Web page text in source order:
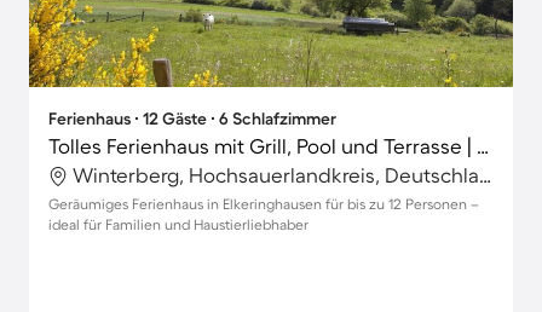
Ferienhaus ∙ 12 Gäste ∙ 6 Schlafzimmer
Tolles Ferienhaus mit Grill, Pool und Terrasse | Naturblick | Haustierfreundlich
Winterberg, Hochsauerlandkreis, Deutschland
Geräumiges Ferienhaus in Elkeringhausen für bis zu 12 Personen –
ideal für Familien und Haustierliebhaber